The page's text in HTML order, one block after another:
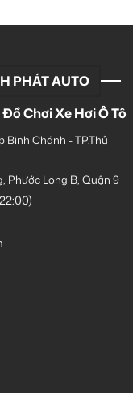
PHÁT AUTO
Chơi Xe Hơi Ô Tô
Bình Chánh - TP.Thủ
Phước Long B, Quận 9